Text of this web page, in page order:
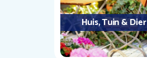
Huis, Tuin & Dier